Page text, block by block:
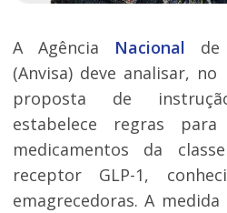
A Agência Nacional de
(Anvisa) deve analisar,
proposta de
estabelece regras
medicamentos da
receptor GLP-1,
emagrecedoras. A